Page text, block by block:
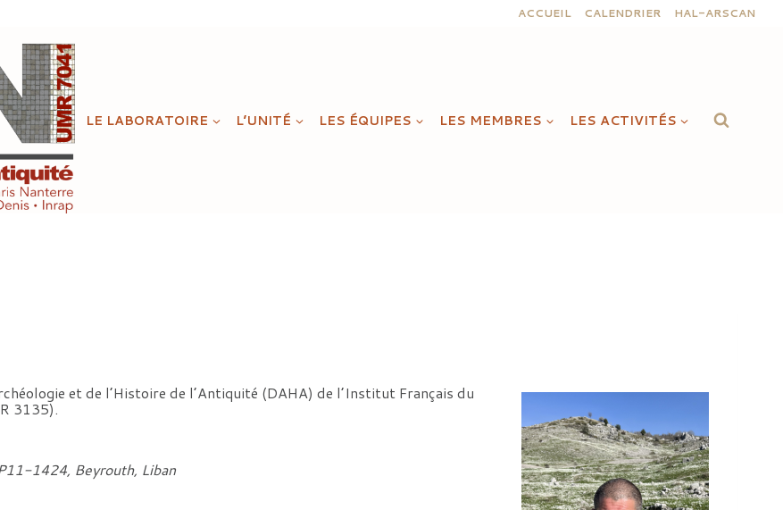
ACCUEIL CALENDRIER HAL-ARSCAN
LE LABORATOIRE L’UNITÉ LES ÉQUIPES LES MEMBRES LES ACTIVITÉS
et de l’Histoire de l’Antiquité (DAHA) de l’Institut Français du
3135).
1424, Beyrouth, Liban